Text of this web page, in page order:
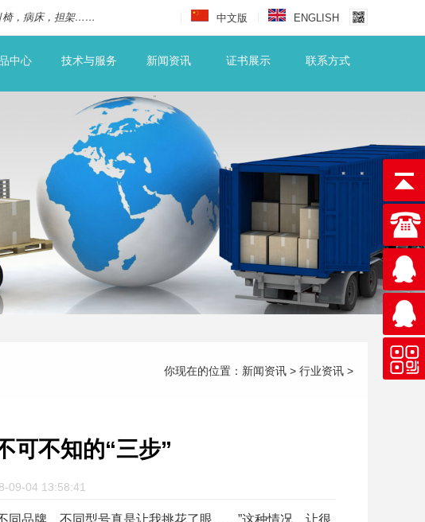
椅，病床，担架…… 中文版 ENGLISH
中心 技术与服务 新闻资讯 证书展示 联系方式
你现在的位置： 新闻资讯> 行业资讯>
可不知的“三步”
09-04 13:58:41